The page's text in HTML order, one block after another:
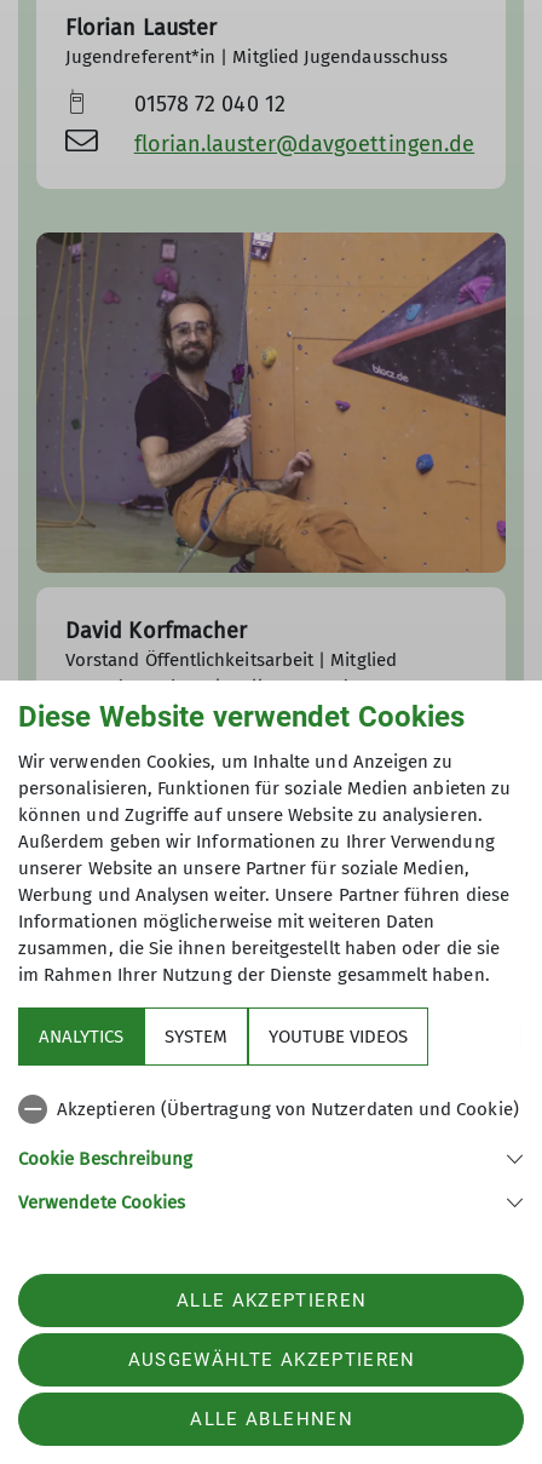
Florian Lauster
Jugendreferent*in | Mitglied Jugendausschuss
01578 72 040 12
florian.lauster@davgoettingen.de
David Korfmacher
Vorstand Öffentlichkeitsarbeit | Mitglied
Jugendausschuss | Stellvertretende
Jugendreferent*in
david.korfmacher@davgoettingen.de
Sektion
Aktuelles
Sektion Göttingen des Deutschen Alpenvereins e.V.
Kurze Straße 16
37073 Göttingen
Telefon 055143815
Datenschutz-Einstellungen
Datenschutz
Diese Website verwendet Cookies
Wir verwenden Cookies, um Inhalte und Anzeigen zu
personalisieren, Funktionen für soziale Medien anbieten zu
können und Zugriffe auf unsere Website zu analysieren.
Außerdem geben wir Informationen zu Ihrer Verwendung
unserer Website an unsere Partner für soziale Medien,
Werbung und Analysen weiter. Unsere Partner führen diese
Informationen möglicherweise mit weiteren Daten
zusammen, die Sie ihnen bereitgestellt haben oder die sie
im Rahmen Ihrer Nutzung der Dienste gesammelt haben.
ANALYTICS SYSTEM YOUTUBE VIDEOS
Akzeptieren (Übertragung von Nutzerdaten und Cookie)
Cookie Beschreibung
Verwendete Cookies
ALLE AKZEPTIEREN
AUSGEWÄHLTE AKZEPTIEREN
ALLE ABLEHNEN